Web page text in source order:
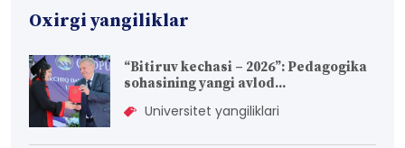
Oxirgi yangiliklar
“Bitiruv kechasi – 2026”: Pedagogika
sohasining yangi avlod...
Universitet yangiliklari